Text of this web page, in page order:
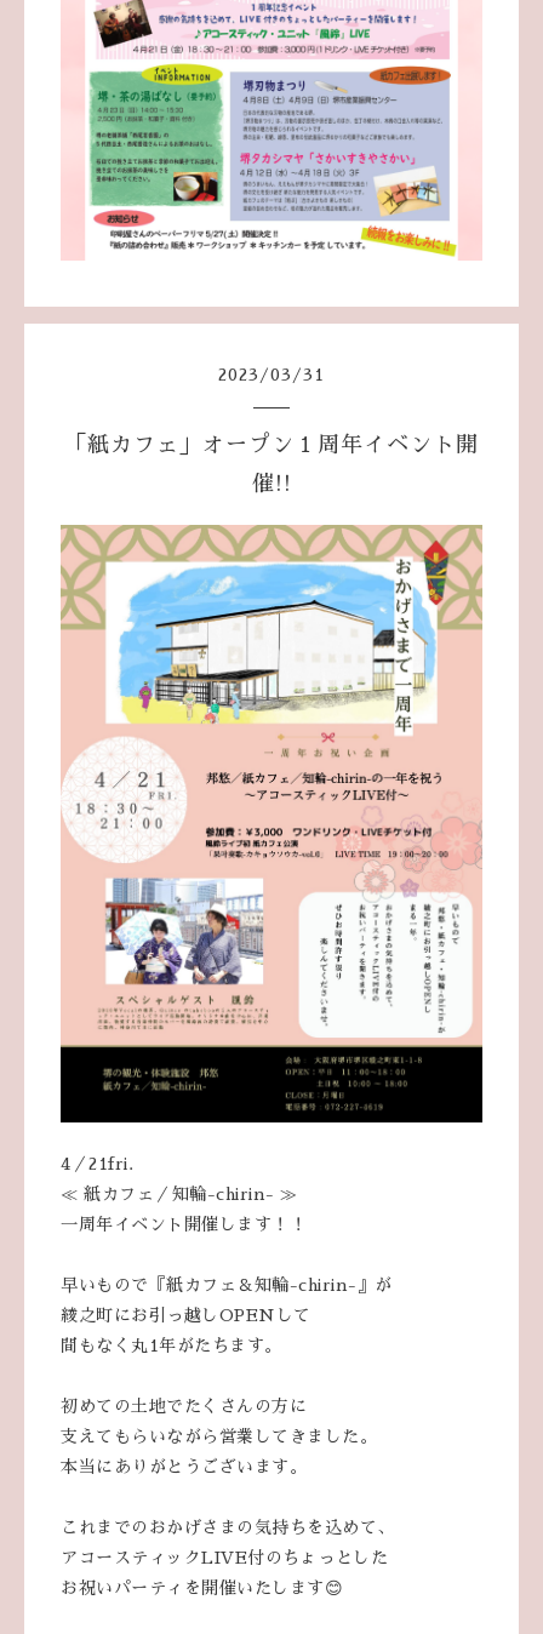
2023 /03 / 31
「紙カフェ」オープン１周年イベント開
催!!
4／21fri.
≪ 紙カフェ／知輪-chirin- ≫
一周年イベント開催します！！
早いもので『紙カフェ＆知輪-chirin-』が
綾之町にお引っ越しOPENして
間もなく丸1年がたちます。
初めての土地でたくさんの方に
支えてもらいながら営業してきました。
本当にありがとうございます。
これまでのおかげさまの気持ちを込めて、
アコースティックLIVE付のちょっとした
お祝いパーティを開催いたします😊